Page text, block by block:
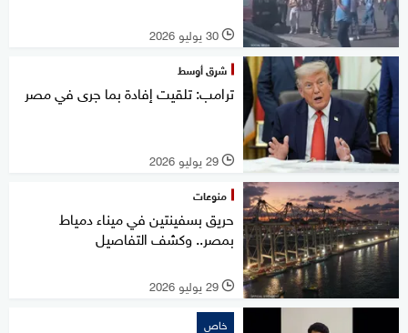
l 30 يوليو 2026
شرق أوسط
ترامب: تلقيت إفادة بما جرى في مصر
l 29 يوليو 2026
منوعات
حريق بسفينتين في ميناء دمياط
بمصر.. وكشف التفاصيل
l 29 يوليو 2026
خاص